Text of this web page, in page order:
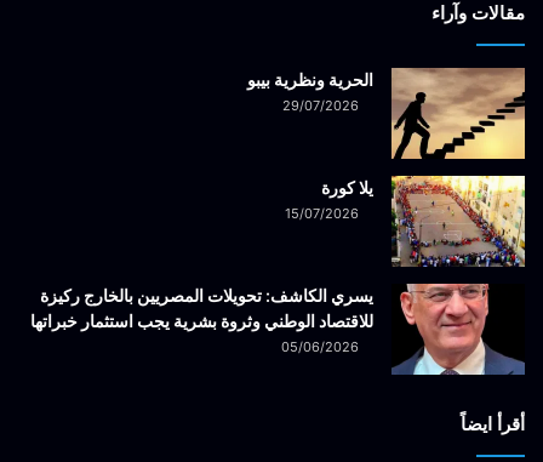
مقالات وآراء
الحرية ونظرية بيبو
29/07/2026
يلا كورة
15/07/2026
يسري الكاشف: تحويلات المصريين بالخارج ركيزة
للاقتصاد الوطني وثروة بشرية يجب استثمار خبراتها
05/06/2026
أقرأ ايضاً